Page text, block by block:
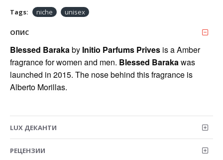
Tags: niche unisex
ОПИС
Blessed Barakaby Initio Parfums Prives is a Amber
fragrance for women and men. Blessed Barakawas
launched in 2015. The nose behind this fragrance is
Alberto Morillas.
LUX ДЕКАНТИ
РЕЦЕНЗИИ